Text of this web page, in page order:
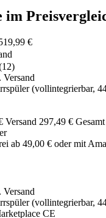
im
€
(vollintegrierbar,
Versand 297,49 € Gesamt
ab 49,00 € oder mit
(vollintegrierbar,